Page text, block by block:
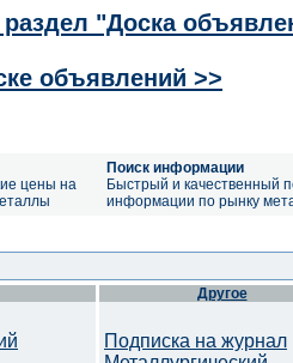
раздел "Доска
объявлений >>
цены на
Поиск информации
Быстрый и качественный
информации по рынку
Другое
Подписка на журнал